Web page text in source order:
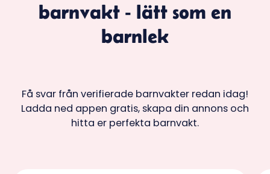
barnvakt - lätt som en
barnlek
Få svar från verifierade barnvakter redan idag!
Ladda ned appen gratis, skapa din annons och
hitta er perfekta barnvakt.